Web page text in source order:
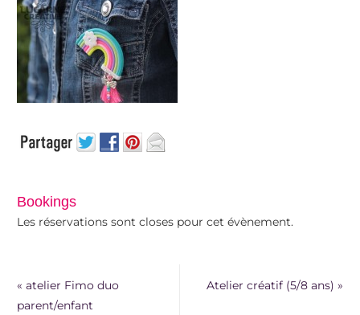
Bookings
Les réservations sont closes pour cet évènement.
« atelier Fimo duo
parent/enfant
Atelier créatif (5/8 ans) »